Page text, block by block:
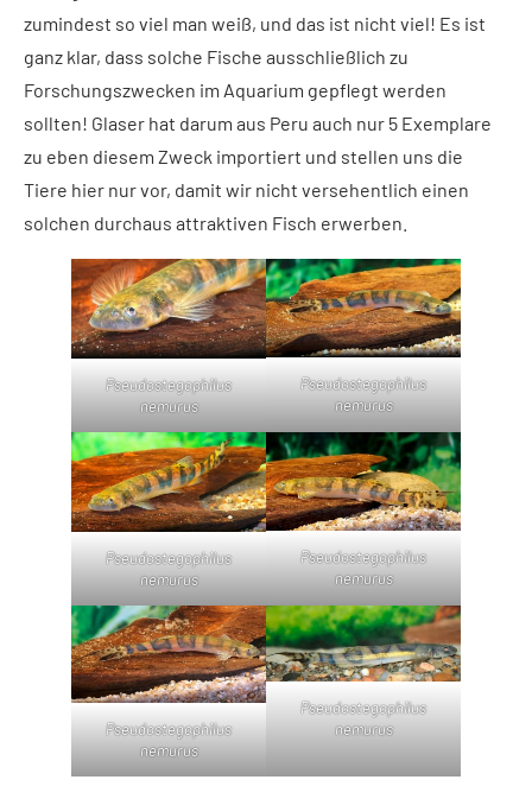
zumindest so viel man weiß, und das ist nicht viel! Es ist
ganz klar, dass solche Fische ausschließlich zu
Forschungszwecken im Aquarium gepflegt werden
sollten! Glaser hat darum aus Peru auch nur 5 Exemplare
zu eben diesem Zweck importiert und stellen uns die
Tiere hier nur vor, damit wir nicht versehentlich einen
solchen durchaus attraktiven Fisch erwerben.
Pseudostegophilus
nemurus
Pseudostegophilus
nemurus
Pseudostegophilus
nemurus
Pseudostegophilus
nemurus
Pseudostegophilus
nemurus
Pseudostegophilus
nemurus